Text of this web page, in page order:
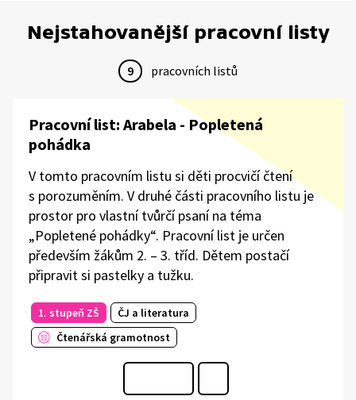
Nejstahovanější pracovní listy
9 pracovních listů
Pracovní list: Arabela - Popletená
pohádka
V tomto pracovním listu si děti procvičí čtení
s porozuměním. V druhé části pracovního listu je
prostor pro vlastní tvůrčí psaní na téma
„Popletené pohádky“. Pracovní list je určen
především žákům 2. – 3. tříd. Dětem postačí
připravit si pastelky a tužku.
1. stupeň ZŠ
ČJ a literatura
Čtenářská gramotnost